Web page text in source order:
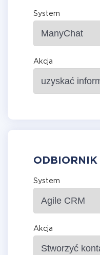
System
Akcja
ODBIORNIK
System
Akcja